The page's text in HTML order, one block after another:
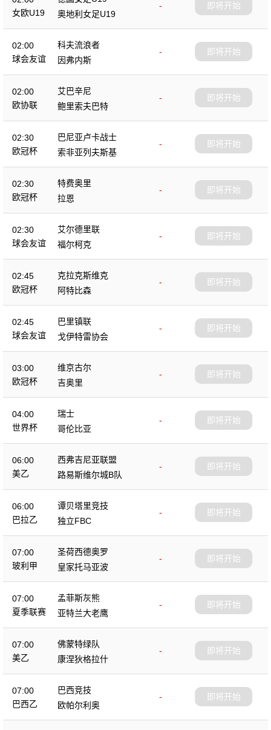
女欧U19
-
奥地利女足U19
即将开始
02:00
球会友谊
科夫流浪者
-
因弗内斯
即将开始
02:00
欧协联
艾巴辛尼
-
鲍里索夫巴特
即将开始
02:30
欧冠杯
巴尼亚卢卡战士
-
索非亚列夫斯基
即将开始
02:30
欧冠杯
特费奥里
-
拉恩
即将开始
02:30
球会友谊
艾尔德里联
-
福尔柯克
即将开始
02:45
欧冠杯
克拉克斯维克
-
阿特比森
即将开始
02:45
球会友谊
巴里镇联
-
戈伊特雷协会
即将开始
03:00
欧冠杯
维京古尔
-
吉奥里
即将开始
04:00
世界杯
瑞士
-
哥伦比亚
即将开始
06:00
美乙
西弗吉尼亚联盟
-
路易斯维尔城B队
即将开始
06:00
巴拉乙
谭贝塔里竞技
-
独立FBC
即将开始
07:00
玻利甲
圣荷西德奥罗
-
皇家托马亚波
即将开始
07:00
夏季联赛
孟菲斯灰熊
-
亚特兰大老鹰
即将开始
07:00
美乙
佛蒙特绿队
-
康涅狄格拉什
即将开始
07:00
巴西乙
巴西竞技
-
欧帕尔利奥
即将开始